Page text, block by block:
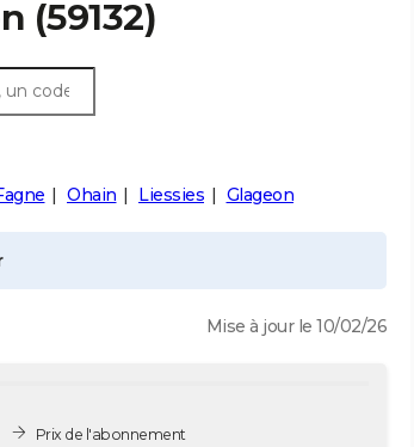
(59132)
Ohain Liessies Glageon
Mise à jour le 10/02/26
Prix de l'abonnement